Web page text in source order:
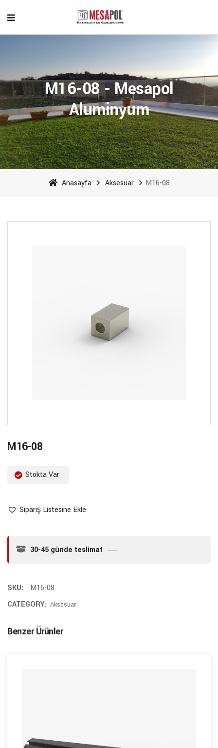
M16-08 - Mesapol
Aluminyum
Anasayfa Aksesuar M16-08
M16-08
Stokta Var
Sipariş Listesine Ekle
30-45 günde teslimat
SKU:
M16-08
CATEGORY: Aksesuar
Benzer Ürünler